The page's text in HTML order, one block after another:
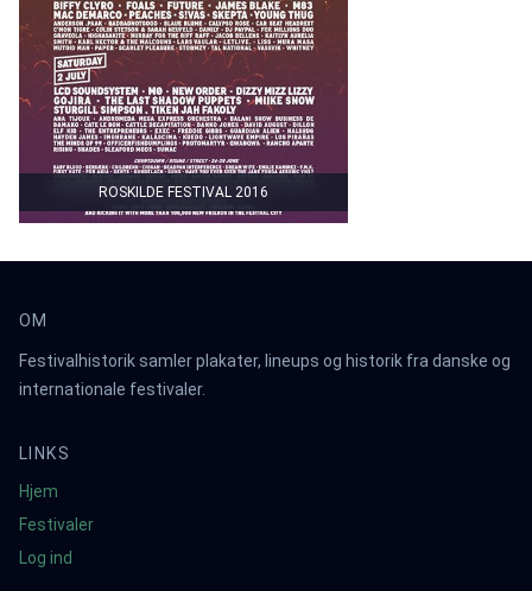
ROSKILDE FESTIVAL 2016
OM
Festivalhistorik samler plakater, lineups og historik fra danske og
internationale festivaler.
LINKS
Hjem
Festivaler
Log ind